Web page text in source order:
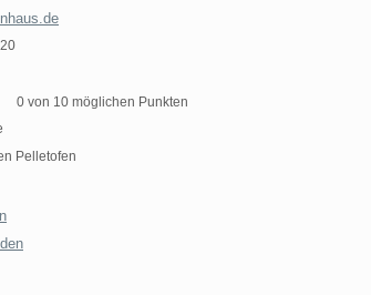
0 von 10 möglichen Punkten
Pelletofen